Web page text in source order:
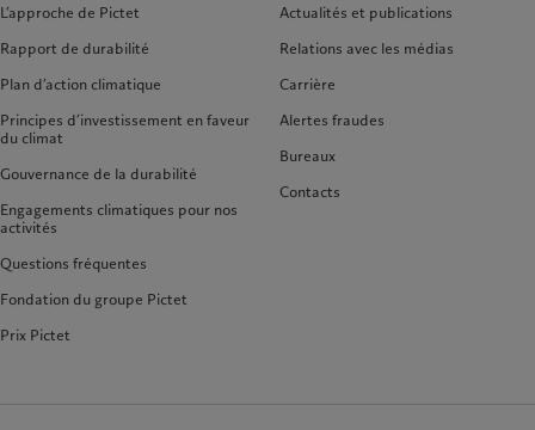
L’approche de Pictet
Rapport de durabilité
Plan d’action climatique
Principes d’investissement en faveur
du climat
Gouvernance de la durabilité
Engagements climatiques pour nos
activités
Questions fréquentes
Fondation du groupe Pictet
Prix Pictet
Actualités et publications
Relations avec les médias
Carrière
Alertes fraudes
Bureaux
Contacts